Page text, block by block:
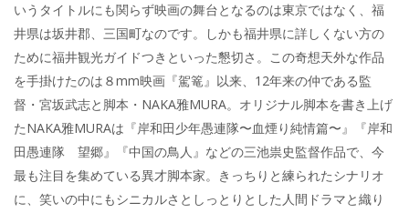
いうタイトルにも関らず映画の舞台となるのは東京ではなく、福
井県は坂井郡、三国町なのです。しかも福井県に詳しくない方の
ために福井観光ガイドつきといった懇切さ。この奇想天外な作品
を手掛けたのは８mm映画『駕篭』以来、12年来の仲である監
督・宮坂武志と脚本・NAKA雅MURA。オリジナル脚本を書き上げ
たNAKA雅MURAは『岸和田少年愚連隊〜血煙り純情篇〜』『岸和
田愚連隊 望郷』『中国の鳥人』などの三池祟史監督作品で、今
最も注目を集めている異才脚本家。きっちりと練られたシナリオ
に、笑いの中にもシニカルさとしっとりとした人間ドラマと織り